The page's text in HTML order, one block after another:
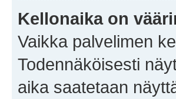
Kellonaika on
Vaikka palvelimen
Todennäköisesti
aika saatetaan